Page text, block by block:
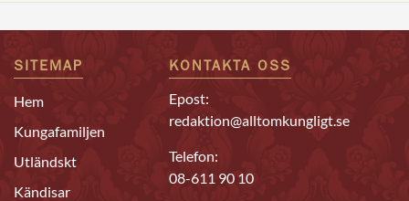
SITEMAP
Hem
Kungafamiljen
Utländskt
Kändisar
KONTAKTA OSS
Epost:
redaktion@alltomkungligt.se
Telefon:
08-611 90 10